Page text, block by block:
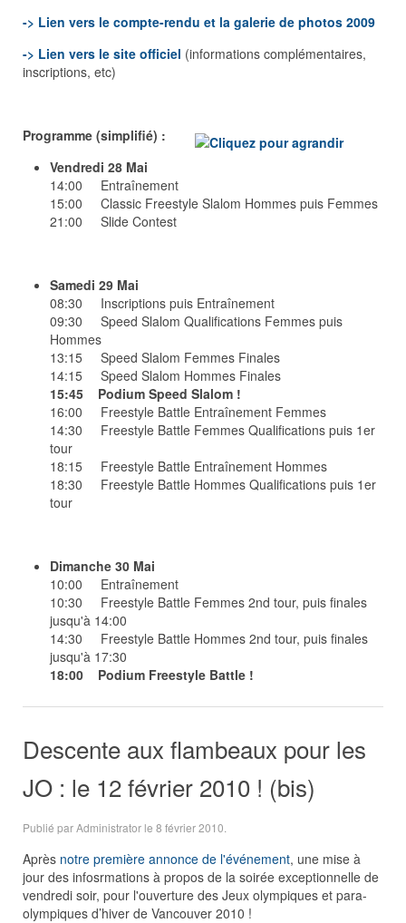
-> Lien vers le compte-rendu et la galerie de photos 2009
-> Lien vers le site officiel (informations complémentaires,
inscriptions, etc)
Programme (simplifié) :
Vendredi 28 Mai
14:00 Entraînement
15:00 Classic Freestyle Slalom Hommes puis Femmes
21:00 Slide Contest
Samedi 29 Mai
08:30 Inscriptions puis Entraînement
09:30 Speed Slalom Qualifications Femmes puis
Hommes
13:15 Speed Slalom Femmes Finales
14:15 Speed Slalom Hommes Finales
15:45 Podium Speed Slalom !
16:00 Freestyle Battle Entraînement Femmes
14:30 Freestyle Battle Femmes Qualifications puis 1er
tour
18:15 Freestyle Battle Entraînement Hommes
18:30 Freestyle Battle Hommes Qualifications puis 1er
tour
Dimanche 30 Mai
10:00 Entraînement
10:30 Freestyle Battle Femmes 2nd tour, puis finales
jusqu'à 14:00
14:30 Freestyle Battle Hommes 2nd tour, puis finales
jusqu'à 17:30
18:00 Podium Freestyle Battle !
Descente aux flambeaux pour les
JO : le 12 février 2010 ! (bis)
Publié par Administrator le 8 février 2010
Après notre première annonce de l'événement, une mise à
jour des infosrmations à propos de la soirée exceptionnelle de
vendredi soir, pour l'ouverture des Jeux olympiques et para-
olympiques d’hiver de Vancouver 2010 !